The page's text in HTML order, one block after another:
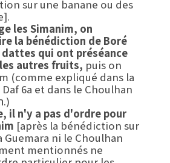
sur une banane ou des
les Simanim, on
la bénédiction de Boré
dattes qui ont préséance
autres fruits, puis on
(comme expliqué dans la
6a et dans le Choulhan
Arou’h Siman תקפג.)
il n'y a pas d'ordre pour
[après la bénédiction sur
ni le Choulhan
mentionnés ne